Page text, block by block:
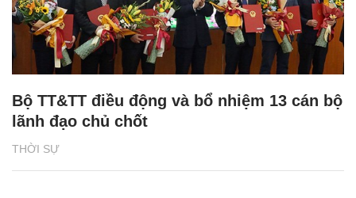
THỜI SỰ
Bộ TT&TT điều động và bổ nhiệm 13 cán bộ
lãnh đạo chủ chốt